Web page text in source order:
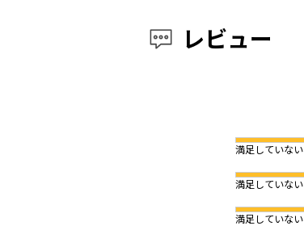
レビュー
満足していない
満足していない
満足していない